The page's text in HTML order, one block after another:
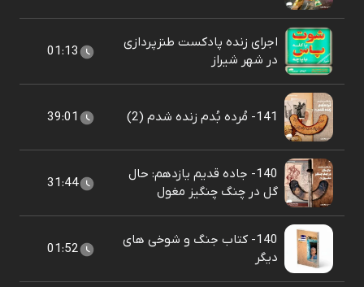
اجرای زنده پادکست طنزپردازی
در شهر شیراز
01:13
141- مُرده بُدم زنده شدم (2) 39:01
140- جاده قدیم یازدهم: حال
گل در چنگ چنگیز مغول
31:44
140- کتاب جنگ و شوخی های
دیگر
01:52